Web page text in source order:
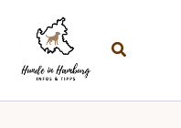
Suchen